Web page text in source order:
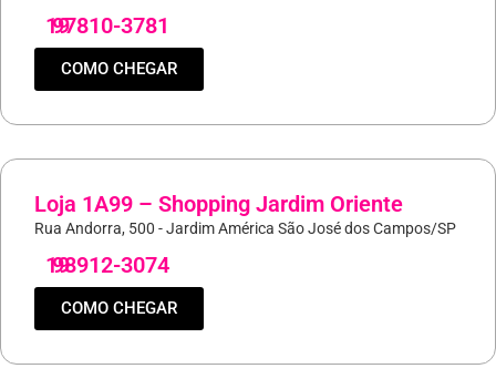
19
97810-3781
COMO CHEGAR
Loja 1A99 – Shopping Jardim Oriente
Rua Andorra, 500 - Jardim América São José dos Campos/SP
19
98912-3074
COMO CHEGAR